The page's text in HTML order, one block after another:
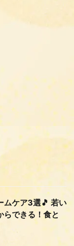
ムケア3選🎵 若い
らできる！食と